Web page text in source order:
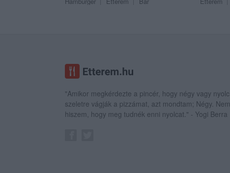
"Amikor megkérdezte a pincér, hogy négy vagy nyolc
szeletre vágják a pizzámat, azt mondtam; Négy. Nem
hiszem, hogy meg tudnék enni nyolcat." - Yogi Berra